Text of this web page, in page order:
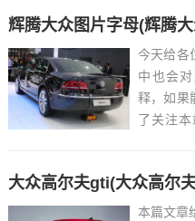
辉腾大众图片字母(辉腾
今天给各
中也会
释，如果
了关注本
大众高尔夫gti(大众高尔
本篇文章